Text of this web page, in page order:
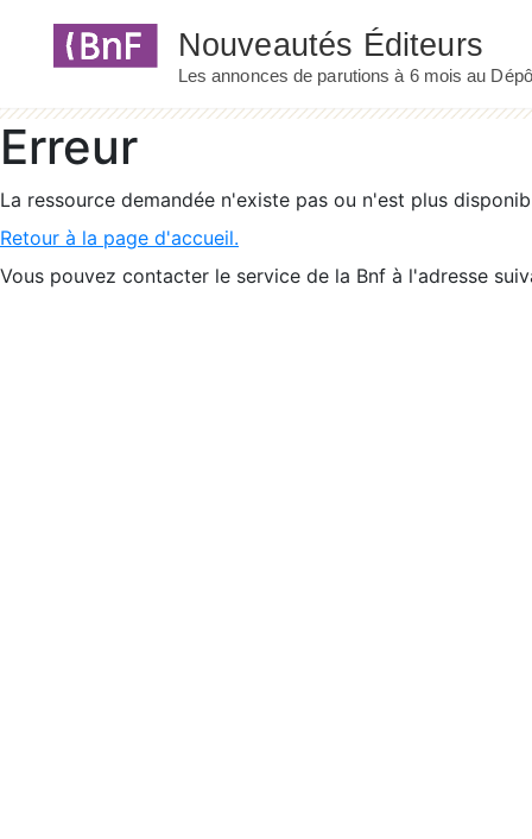
Erreur
La ressource demandée n'existe pas ou n'est plus
Retour à la page d'accueil.
Vous pouvez contacter le service de la Bnf à l'adresse